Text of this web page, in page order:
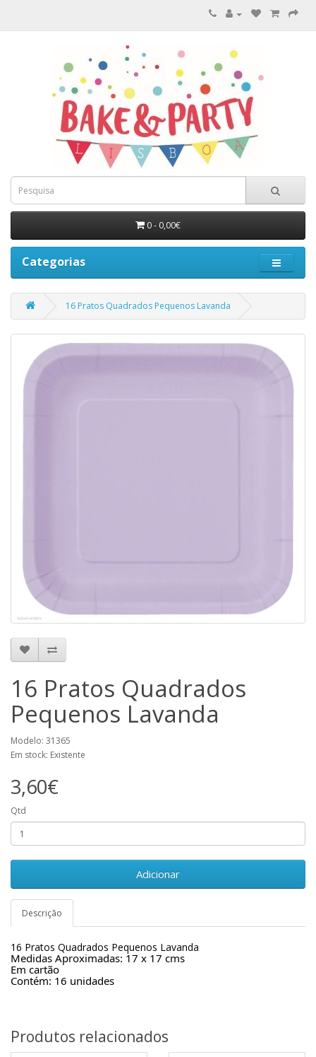
0 - 0,00€
Categorias
16 Pratos Quadrados Pequenos Lavanda
16 Pratos Quadrados
Pequenos Lavanda
Modelo: 31365
Em stock: Existente
3,60€
Qtd
Adicionar
Descrição
16 Pratos Quadrados Pequenos Lavanda
Medidas Aproximadas: 17 x 17 cms
Em cartão
Contém: 16 unidades
Produtos relacionados